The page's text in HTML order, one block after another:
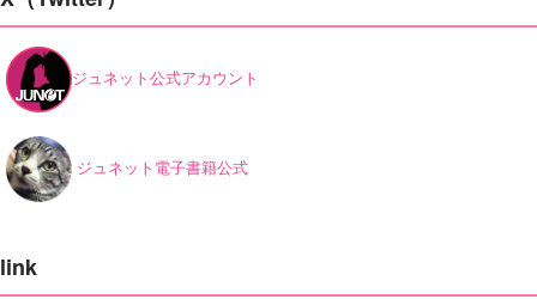
ジュネット公式アカウント
ジュネット電子書籍公式
link